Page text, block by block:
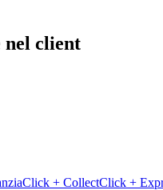
nel client
Click + CollectClick +